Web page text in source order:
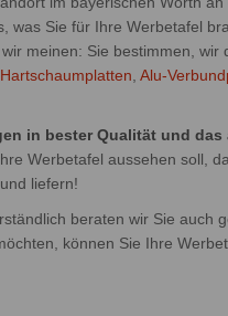
was Sie für Ihre Werbetafel
meinen: Sie bestimmen,
Hartschaumplatten Alu-
in bester Qualität und
Werbetafel aussehen soll,
liefern!
beraten wir Sie auch
können Sie Ihre